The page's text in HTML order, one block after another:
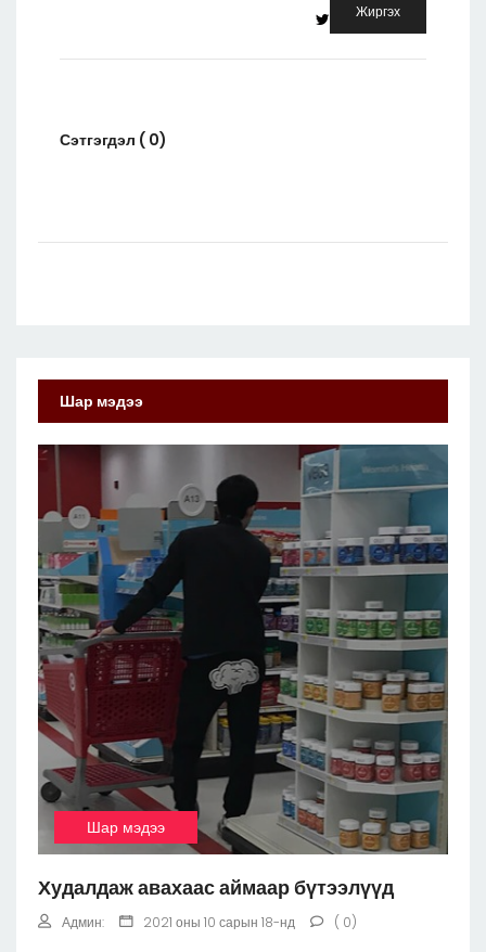
Жиргэх
Сэтгэгдэл ( 0)
Шар мэдээ
Шар мэдээ
Худалдаж авахаас аймаар бүтээлүүд
Админ: 2021 оны 10 сарын 18-нд ( 0)